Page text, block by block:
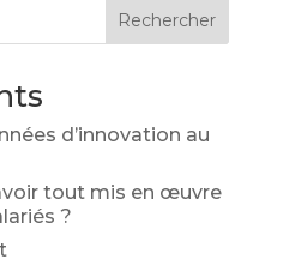
Rechercher
d’innovation au
tout mis en œuvre
?